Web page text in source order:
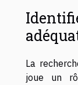
La
joue un